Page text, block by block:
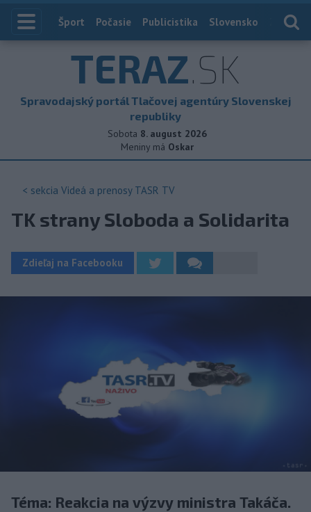
Index
Šport Počasie Publicistika Slovensko
TERAZ.SK
Spravodajský portál Tlačovej agentúry Slovenskej
republiky
Sobota 8. august 2026
Meniny má Oskar
< sekcia Videá a prenosy TASR TV
TK strany Sloboda a Solidarita
Zdieľaj na Facebooku
Téma: Reakcia na výzvy ministra Takáča.